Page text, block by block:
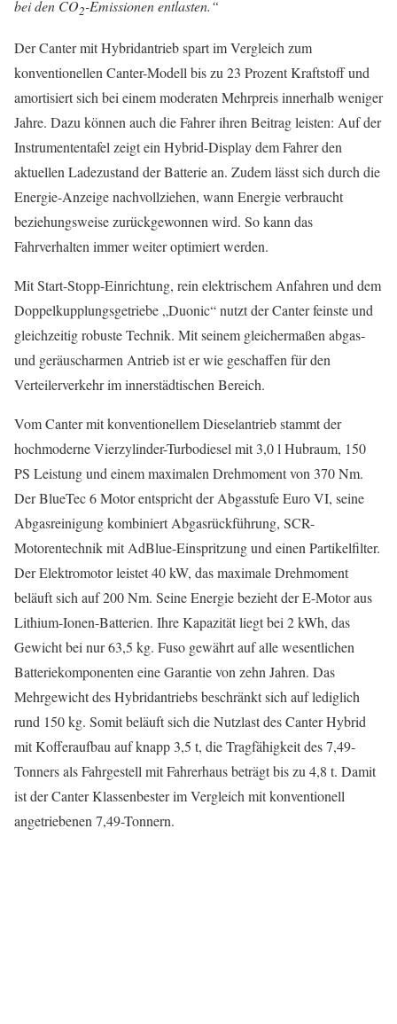
bei den CO2-Emissionen entlasten.“
Der Canter mit Hybridantrieb spart im Vergleich zum
konventionellen Canter-Modell bis zu 23 Prozent Kraftstoff und
amortisiert sich bei einem moderaten Mehrpreis innerhalb weniger
Jahre. Dazu können auch die Fahrer ihren Beitrag leisten: Auf der
Instrumententafel zeigt ein Hybrid-Display dem Fahrer den
aktuellen Ladezustand der Batterie an. Zudem lässt sich durch die
Energie-Anzeige nachvollziehen, wann Energie verbraucht
beziehungsweise zurückgewonnen wird. So kann das
Fahrverhalten immer weiter optimiert werden.
Mit Start-Stopp-Einrichtung, rein elektrischem Anfahren und dem
Doppelkupplungsgetriebe „Duonic“ nutzt der Canter feinste und
gleichzeitig robuste Technik. Mit seinem gleichermaßen abgas-
und geräuscharmen Antrieb ist er wie geschaffen für den
Verteilerverkehr im innerstädtischen Bereich.
Vom Canter mit konventionellem Dieselantrieb stammt der
hochmoderne Vierzylinder-Turbodiesel mit 3,0 l Hubraum, 150
PS Leistung und einem maximalen Drehmoment von 370 Nm.
Der BlueTec 6 Motor entspricht der Abgasstufe Euro VI, seine
Abgasreinigung kombiniert Abgasrückführung, SCR-
Motorentechnik mit AdBlue-Einspritzung und einen Partikelfilter.
Der Elektromotor leistet 40 kW, das maximale Drehmoment
beläuft sich auf 200 Nm. Seine Energie bezieht der E-Motor aus
Lithium-Ionen-Batterien. Ihre Kapazität liegt bei 2 kWh, das
Gewicht bei nur 63,5 kg. Fuso gewährt auf alle wesentlichen
Batteriekomponenten eine Garantie von zehn Jahren. Das
Mehrgewicht des Hybridantriebs beschränkt sich auf lediglich
rund 150 kg. Somit beläuft sich die Nutzlast des Canter Hybrid
mit Kofferaufbau auf knapp 3,5 t, die Tragfähigkeit des 7,49-
Tonners als Fahrgestell mit Fahrerhaus beträgt bis zu 4,8 t. Damit
ist der Canter Klassenbester im Vergleich mit konventionell
angetriebenen 7,49-Tonnern.